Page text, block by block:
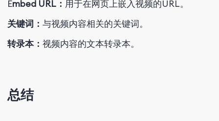
Embed URL： 用于在网页上嵌入视频的URL。
关键词： 与视频内容相关的关键词。
转录本： 视频内容的文本转录本。
总结